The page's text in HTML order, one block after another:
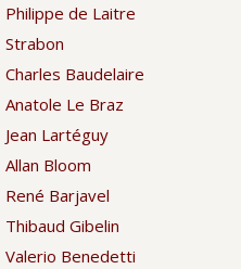
Philippe de Laitre
Strabon
Charles Baudelaire
Anatole Le Braz
Jean Lartéguy
Allan Bloom
René Barjavel
Thibaud Gibelin
Valerio Benedetti